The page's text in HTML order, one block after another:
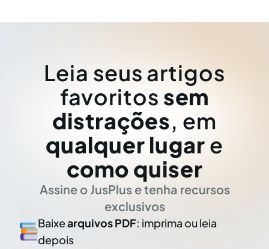
Leia seus artigos
favoritos sem
distrações, em
qualquer lugar e
como quiser
Assine o JusPlus e tenha recursos
exclusivos
Baixearquivos PDF: imprima ou leia
depois